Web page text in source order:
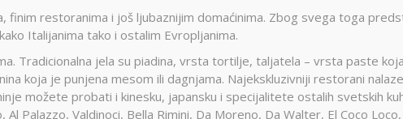
finim restoranima i još ljubaznijim domaćinima. Zbog svega toga
Italijanima tako i ostalim Evropljanima.
Tradicionalna jela su piadina, vrsta tortilje, taljatela – vrsta paste
koja je punjena mesom ili dagnjama. Najekskluzivniji restorani
možete probati i kinesku, japansku i specijalitete ostalih svetskih
Palazzo, Valdinoci, Bella Rimini, Da Moreno, Da Walter, El Coco Loco,